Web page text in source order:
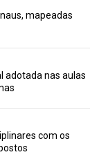
mapeadas
adotada nas aulas
com os